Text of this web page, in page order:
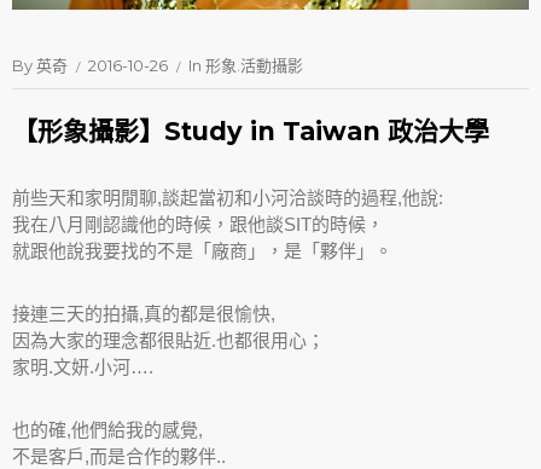
By英奇 2016-10-26 In 形象.活動攝影
【形象攝影】Study in Taiwan 政治大學
前些天和家明閒聊,談起當初和小河洽談時的過程,他說:
我在八月剛認識他的時候，跟他談SIT的時候，
就跟他說我要找的不是「廠商」，是「夥伴」。
接連三天的拍攝,真的都是很愉快,
因為大家的理念都很貼近.也都很用心；
家明.文妍.小河….
也的確,他們給我的感覺,
不是客戶,而是合作的夥伴..